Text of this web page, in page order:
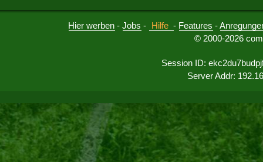
Hier werben -Jobs - Hilfe - Features -
© 2000-2026
Session ID:
Server Addr: